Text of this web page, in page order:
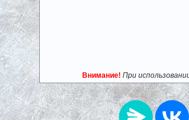
Внимание! При